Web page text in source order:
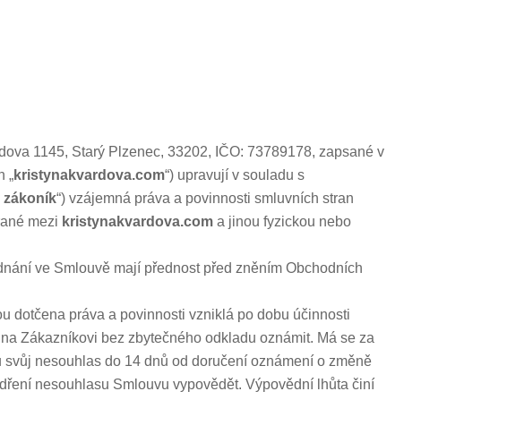
1145, Starý Plzenec, 33202, IČO: 73789178, zapsané v
„kristynakvardova.com“) upravují v souladu s
zákoník“) vzájemná práva a povinnosti smluvních stran
mezi kristynakvardova.com a jinou fyzickou nebo
ve Smlouvě mají přednost před zněním Obchodních
dotčena práva a povinnosti vzniklá po dobu účinnosti
Zákazníkovi bez zbytečného odkladu oznámit. Má se za
nesouhlas do 14 dnů od doručení oznámení o změně
nesouhlasu Smlouvu vypovědět. Výpovědní lhůta činí